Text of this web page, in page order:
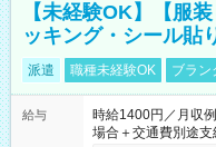
【未経験OK】【服
ッキング・シール貼
派遣 職種未経験OK ブラン
給与
時給1400円／月収
場合＋交通費別途支